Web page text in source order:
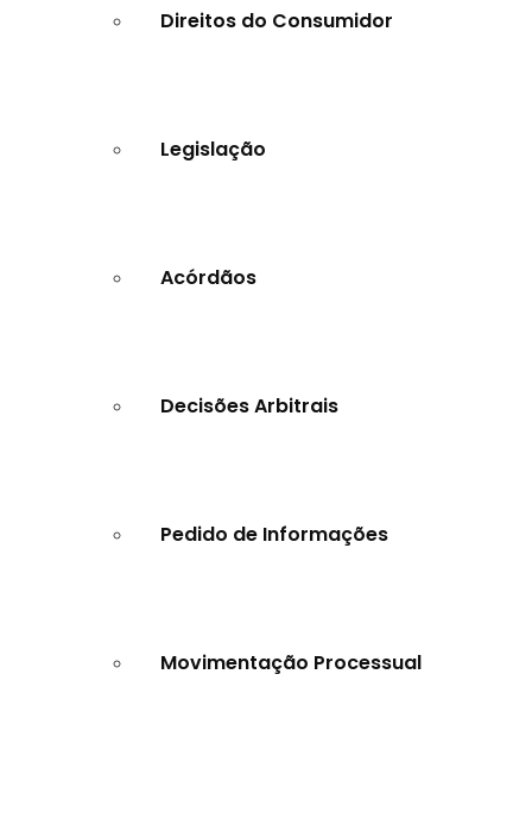
Direitos do Consumidor
Legislação
Acórdãos
Decisões Arbitrais
Pedido de Informações
Movimentação Processual